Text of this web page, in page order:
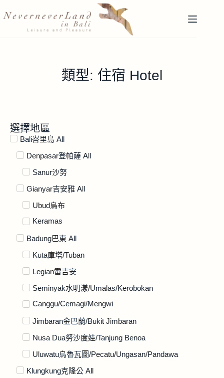
類型: 住宿 Hotel
選擇地區
Bali峇里島 All
Denpasar登帕薩 All
Sanur沙努
Gianyar吉安雅 All
Ubud烏布
Keramas
Badung巴東 All
Kuta庫塔/Tuban
Legian雷吉安
Seminyak水明漾/Umalas/Kerobokan
Canggu/Cemagi/Mengwi
Jimbaran金巴蘭/Bukit Jimbaran
Nusa Dua努沙度娃/Tanjung Benoa
Uluwatu烏魯瓦圖/Pecatu/Ungasan/Pandawa
Klungkung克隆公 All